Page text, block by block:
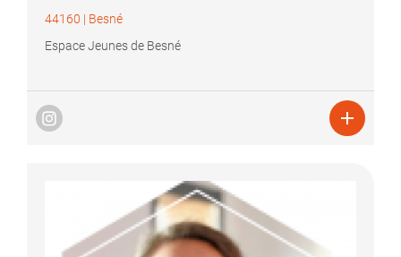
44160 | Besné
Espace Jeunes de Besné
